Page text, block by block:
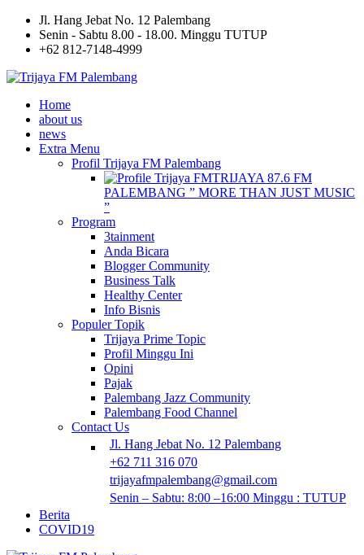
Jl. Hang Jebat No. 12 Palembang
Senin - Sabtu 8.00 - 18.00. Minggu TUTUP
+62 812-7148-4999
Home
about us
news
Extra Menu
Profil Trijaya FM Palembang
TRIJAYA 87.6 FM
PALEMBANG ” MORE THAN JUST MUSIC
”
Program
3tainment
Anda Bicara
Blogger Community
Business Talk
Healthy Center
Info Bisnis
Populer Topik
Trijaya Prime Topic
Profil Minggu Ini
Opini
Pajak
Palembang Jazz Community
Palembang Food Channel
Contact Us
Jl. Hang Jebat No. 12 Palembang
+62 711 316 070
trijayafmpalembang@gmail.com
Senin – Sabtu: 8:00 –16:00 Minggu : TUTUP
Berita
COVID19